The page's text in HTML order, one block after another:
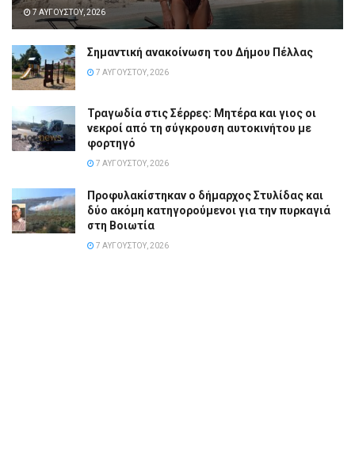
7 ΑΥΓΟΎΣΤΟΥ, 2026
Σημαντική ανακοίνωση του Δήμου Πέλλας
7 ΑΥΓΟΎΣΤΟΥ, 2026
Τραγωδία στις Σέρρες: Μητέρα και γιος οι
νεκροί από τη σύγκρουση αυτοκινήτου με
φορτηγό
7 ΑΥΓΟΎΣΤΟΥ, 2026
Προφυλακίστηκαν ο δήμαρχος Στυλίδας και
δύο ακόμη κατηγορούμενοι για την πυρκαγιά
στη Βοιωτία
7 ΑΥΓΟΎΣΤΟΥ, 2026